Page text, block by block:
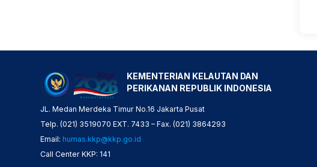
KEMENTERIAN KELAUTAN DAN
PERIKANAN REPUBLIK INDONESIA
JL. Medan Merdeka Timur No.16 Jakarta Pusat
Telp. (021) 3519070 EXT. 7433 – Fax. (021) 3864293
Email: humas.kkp@kkp.go.id
Call Center KKP: 141